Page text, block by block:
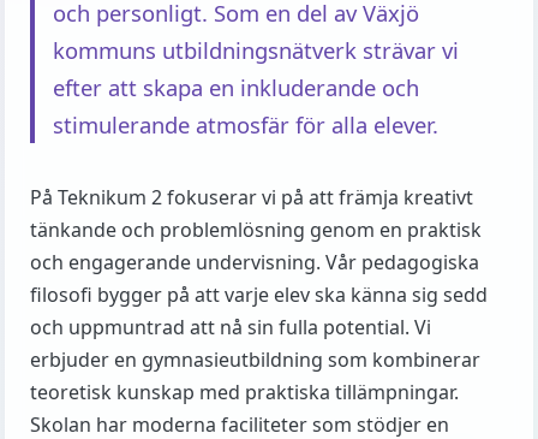
och personligt. Som en del av Växjö
kommuns utbildningsnätverk strävar vi
efter att skapa en inkluderande och
stimulerande atmosfär för alla elever.
På Teknikum 2 fokuserar vi på att främja kreativt
tänkande och problemlösning genom en praktisk
och engagerande undervisning. Vår pedagogiska
filosofi bygger på att varje elev ska känna sig sedd
och uppmuntrad att nå sin fulla potential. Vi
erbjuder en gymnasieutbildning som kombinerar
teoretisk kunskap med praktiska tillämpningar.
Skolan har moderna faciliteter som stödjer en